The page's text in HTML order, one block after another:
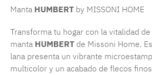
Manta HUMBERT by MISSONI HOME
Transforma tu hogar con la vitalidad de
manta HUMBERT de Missoni Home.
lana presenta un vibrante
multicolor y un acabado de flecos